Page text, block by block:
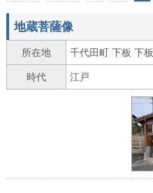
地蔵菩薩像
所在地 千代田町 下板 下板
時代 江戸